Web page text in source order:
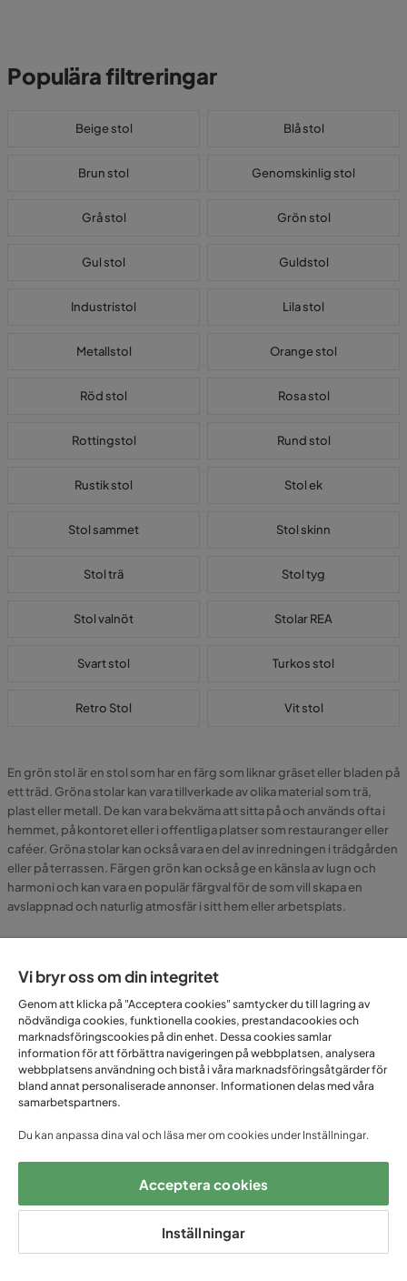
Populära filtreringar
Beige stol Blå stol
Brun stol Genomskinlig stol
Grå stol Grön stol
Gul stol Guldstol
Industristol Lila stol
Metallstol Orange stol
Röd stol Rosa stol
Rottingstol Rund stol
Rustik stol Stol ek
Stol sammet Stol skinn
Stol trä Stol tyg
Stol valnöt Stolar REA
Svart stol Turkos stol
Retro Stol Vit stol
En grön stol är en stol som har en färg som liknar gräset eller bladen på
ett träd. Gröna stolar kan vara tillverkade av olika material som trä,
plast eller metall. De kan vara bekväma att sitta på och används ofta i
hemmet, på kontoret eller i offentliga platser som restauranger eller
caféer. Gröna stolar kan också vara en del av inredningen i trädgården
eller på terrassen. Färgen grön kan också ge en känsla av lugn och
harmoni och kan vara en populär färgval för de som vill skapa en
avslappnad och naturlig atmosfär i sitt hem eller arbetsplats.
Vanliga frågor om Grön stol
Finns det olika nyanser av gröna stolar?
Hur passar den gröna stolen in med andra färger i rummet?
FÅ UNIKA ERBJUDANDEN
Vi bryr oss om din integritet
Genom att klicka på "Acceptera cookies" samtycker du till lagring av
nödvändiga cookies, funktionella cookies, prestandacookies och
marknadsföringscookies på din enhet. Dessa cookies samlar
information för att förbättra navigeringen på webbplatsen, analysera
webbplatsens användning och bistå i våra marknadsföringsåtgärder för
bland annat personaliserade annonser. Informationen delas med våra
samarbetspartners.
Du kan anpassa dina val och läsa mer om cookies under Inställningar.
Acceptera cookies
Inställningar